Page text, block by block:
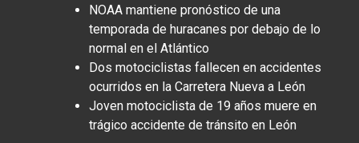
NOAA mantiene pronóstico de una
temporada de huracanes por debajo de lo
normal en el Atlántico
Dos motociclistas fallecen en accidentes
ocurridos en la Carretera Nueva a León
Joven motociclista de 19 años muere en
trágico accidente de tránsito en León